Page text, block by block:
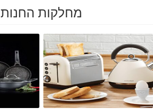
מחלקות החנות